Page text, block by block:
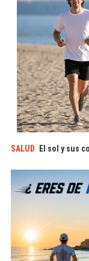
SALUD El sol y sus